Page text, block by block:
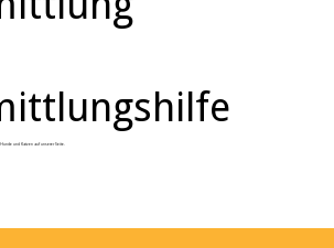
und Katzen auf unserer Seite.